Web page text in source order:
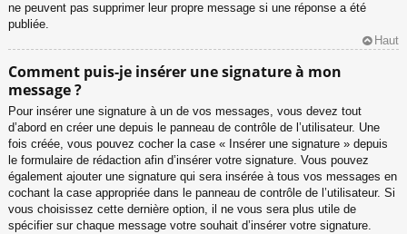
ne peuvent pas supprimer leur propre message si une réponse a été
publiée.
Haut
Comment puis-je insérer une signature à mon
message ?
Pour insérer une signature à un de vos messages, vous devez tout
d’abord en créer une depuis le panneau de contrôle de l’utilisateur. Une
fois créée, vous pouvez cocher la case « Insérer une signature » depuis
le formulaire de rédaction afin d’insérer votre signature. Vous pouvez
également ajouter une signature qui sera insérée à tous vos messages en
cochant la case appropriée dans le panneau de contrôle de l’utilisateur. Si
vous choisissez cette dernière option, il ne vous sera plus utile de
spécifier sur chaque message votre souhait d’insérer votre signature.